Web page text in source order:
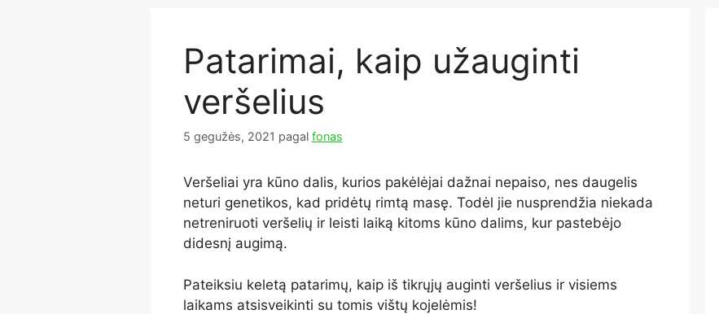
Patarimai, kaip užauginti
veršelius
5 gegužės, 2021 pagal fonas
Veršeliai yra kūno dalis, kurios pakėlėjai dažnai nepaiso, nes daugelis
neturi genetikos, kad pridėtų rimtą masę. Todėl jie nusprendžia niekada
netreniruoti veršelių ir leisti laiką kitoms kūno dalims, kur pastebėjo
didesnį augimą.
Pateiksiu keletą patarimų, kaip iš tikrųjų auginti veršelius ir visiems
laikams atsisveikinti su tomis vištų kojelėmis!